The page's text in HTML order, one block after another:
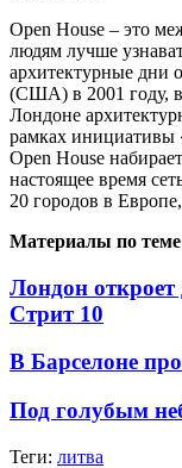
Open House – это
людям лучше
архитектурные
(США) в 2001 году,
Лондоне
рамках инициативы
Open House
настоящее время
20 городов в
Материалы по
Лондон откроет
Стрит 10
В Барселоне
Под голубым
Теги: литва